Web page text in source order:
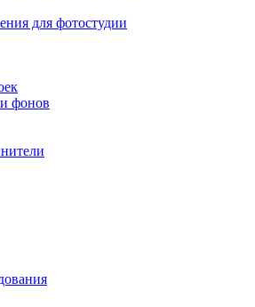
для фотостудии
фонов